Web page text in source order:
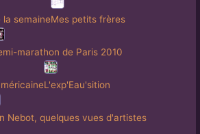
la semaineMes petits frères
marathon de Paris 2010
L'exp'Eau'sition
Nebot, quelques vues d'artistes